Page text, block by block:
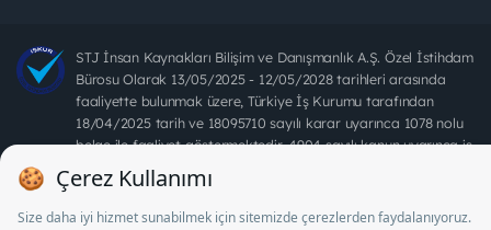
STJ İnsan Kaynakları Bilişim ve Danışmanlık A.Ş. Özel İstihdam
Bürosu Olarak 13/05/2025 - 12/05/2028 tarihleri arasında
faaliyette bulunmak üzere, Türkiye İş Kurumu tarafından
18/04/2025 tarih ve 18095710 sayılı karar uyarınca 1078 nolu
belge ile faaliyet göstermektedir. 4904 sayılı kanun uyarınca iş
arayanlardan ücret alınması yasaktır.